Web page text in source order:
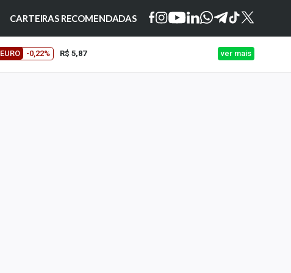
CARTEIRAS RECOMENDADAS
EURO -0,22% R$ 5,87 ver mais